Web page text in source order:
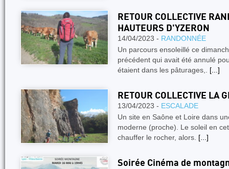
RETOUR COLLECTIVE
HAUTEURS D'YZERON
14/04/2023 - RANDONNÉE
Un parcours ensoleillé ce
précédent qui avait été annulé
étaient dans les pâturages,. [...]
RETOUR COLLECTIVE LA
13/04/2023 - ESCALADE
Un site en Saône et Loire dans
moderne (proche). Le soleil en
chauffer le rocher, alors. [...]
Soirée Cinéma de